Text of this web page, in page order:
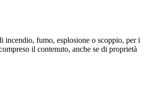
incendio, fumo, esplosione o scoppio, per i
il contenuto, anche se di proprietà